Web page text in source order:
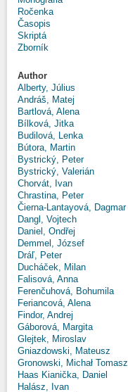
Ročenka
Časopis
Skriptá
Zborník
Author
Alberty, Július
Andráš, Matej
Bartlová, Alena
Bílková, Jitka
Budilová, Lenka
Bútora, Martin
Bystrický, Peter
Bystrický, Valerián
Chorvát, Ivan
Chrastina, Peter
Čierna-Lantayová, Dagmar
Dangl, Vojtech
Daniel, Ondřej
Demmel, József
Dráľ, Peter
Ducháček, Milan
Falisová, Anna
Ferenčuhová, Bohumila
Feriancová, Alena
Findor, Andrej
Gáborová, Margita
Glejtek, Miroslav
Gniazdowski, Mateusz
Gronowski, Michał Tomasz
Haas Kianička, Daniel
Halász, Ivan